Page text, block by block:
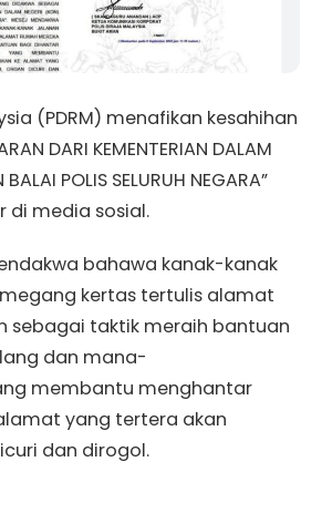
(PDRM) menafikan kesahihan
DARI KEMENTERIAN DALAM
POLIS SELURUH NEGARA”
di media sosial.
bahawa kanak-kanak
kertas tertulis alamat
sebagai taktik meraih bantuan
dan mana-
membantu menghantar
yang tertera akan
dan dirogol.